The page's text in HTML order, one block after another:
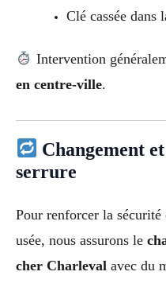
Clé cassée dans
Intervention
en centre-ville.
Changement
serrure
Pour renforcer la
usée, nous assurons le
cher Charleval avec du